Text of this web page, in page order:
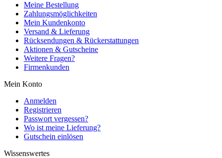
Meine Bestellung
Zahlungsmöglichkeiten
Mein Kundenkonto
Versand & Lieferung
Rücksendungen & Rückerstattungen
Aktionen & Gutscheine
Weitere Fragen?
Firmenkunden
Mein Konto
Anmelden
Registrieren
Passwort vergessen?
Wo ist meine Lieferung?
Gutschein einlösen
Wissenswertes